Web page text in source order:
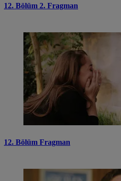
12. Bölüm 2. Fragman
12. Bölüm Fragman